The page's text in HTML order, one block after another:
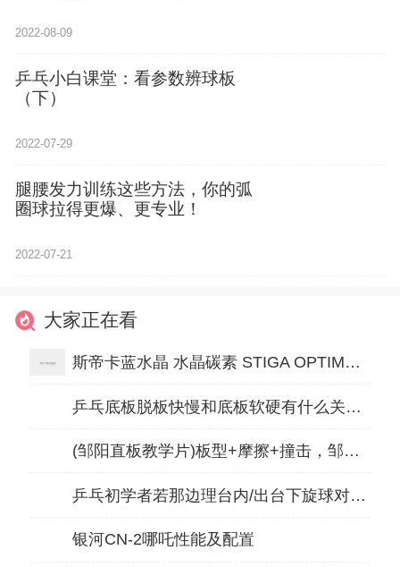
2022-08-09
乒乓小白课堂：看参数辨球板
（下）
2022-07-29
腿腰发力训练这些方法，你的弧
圈球拉得更爆、更专业！
2022-07-21
大家正在看
斯帝卡蓝水晶 水晶碳素 STIGA OPTIMUM CARBO 60201
乒乓底板脱板快慢和底板软硬有什么关系[小我私人心得]
(邹阳直板教学片)板型+摩擦+撞击，邹阳为你详解直板正手拉弧圈技术要领！
乒乓初学者若那边理台内/出台下旋球对照好
银河CN-2哪吒性能及配置